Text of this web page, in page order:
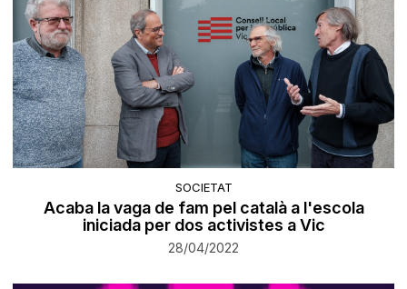
SOCIETAT
Acaba la vaga de fam pel català a l'escola
iniciada per dos activistes a Vic
28/04/2022